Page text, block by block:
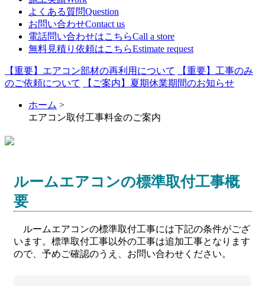
よくある質問Question
お問い合わせContact us
電話問い合わせはこちらCall a store
無料見積り依頼はこちらEstimate request
【重要】エアコン部材の再利用について
【重要】工事のみ
のご依頼について
【ご案内】夏期休業期間のお知らせ
ホーム >
エアコン取付工事料金のご案内
ルームエアコンの標準取付工事概
要
ルームエアコンの標準取付工事には下記の条件がござ
います。標準取付工事以外の工事は追加工事となります
ので、予めご確認のうえ、お問い合わせください。